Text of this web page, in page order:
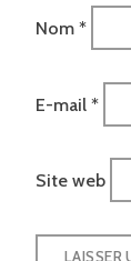
Nom *
E-mail *
Site web